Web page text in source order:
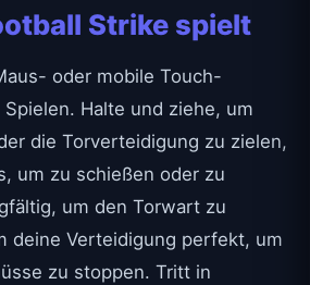
Strike spielt
oder mobile Touch-
Halte und ziehe, um
die Torverteidigung zu zielen,
um zu schießen oder zu
um den Torwart zu
deine Verteidigung perfekt, um
zu stoppen. Tritt in